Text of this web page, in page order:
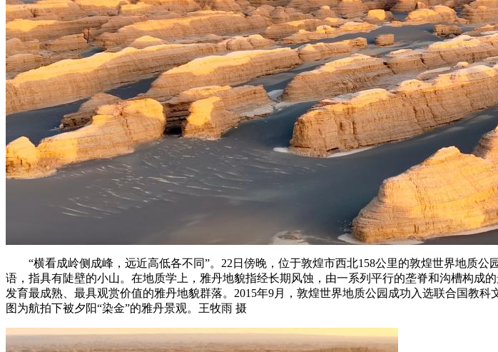
“横看成岭侧成峰，远近高低各不同”。22日傍晚，位于敦煌市西北158公里的敦煌世界地质公
语，指具有陡壁的小山。在地质学上，雅丹地貌指经长期风蚀，由一系列平行的垄脊和沟槽构
发育最成熟、最具观赏价值的雅丹地貌群落。2015年9月，敦煌世界地质公园成功入选联合国教
图为航拍下被夕阳“染金”的雅丹景观。王牧雨 摄